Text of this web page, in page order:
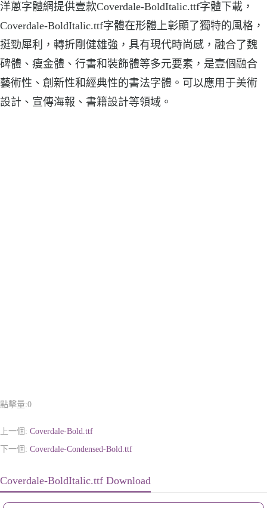
洋蔥字體網提供壹款Coverdale-BoldItalic.ttf字體下載，
Coverdale-BoldItalic.ttf字體在形體上彰顯了獨特的風格，
挺勁犀利，轉折剛健雄強，具有現代時尚感，融合了魏
碑體、瘦金體、行書和裝飾體等多元要素，是壹個融合
藝術性、創新性和經典性的書法字體。可以應用于美術
設計、宣傳海報、書籍設計等領域。
點擊量:0
上一個: Coverdale-Bold.ttf
下一個: Coverdale-Condensed-Bold.ttf
Coverdale-BoldItalic.ttf Download